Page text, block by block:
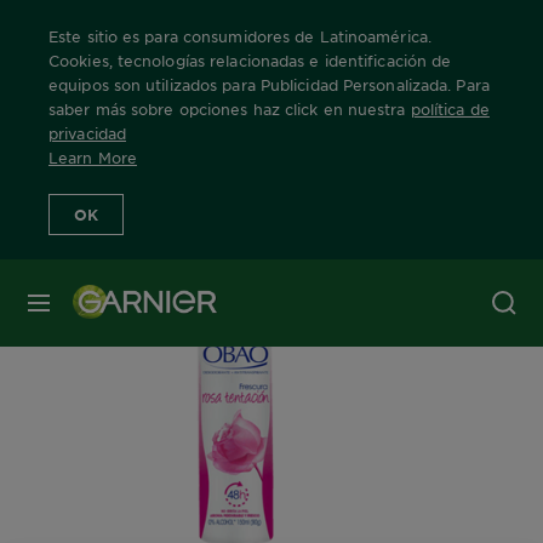
Este sitio es para consumidores de Latinoamérica.
Cookies, tecnologías relacionadas e identificación de
equipos son utilizados para Publicidad Personalizada. Para
saber más sobre opciones haz click en nuestra política de
privacidad
Learn More
OK
MENÚ
Home Nuestras Marcas